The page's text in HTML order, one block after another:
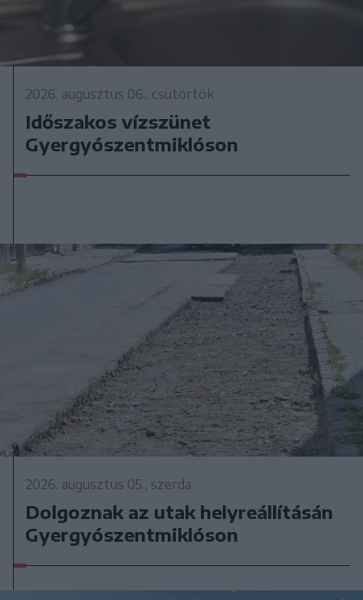
2026. augusztus 06., csütörtök
Időszakos vízszünet
Gyergyószentmiklóson
2026. augusztus 05., szerda
Dolgoznak az utak helyreállításán
Gyergyószentmiklóson